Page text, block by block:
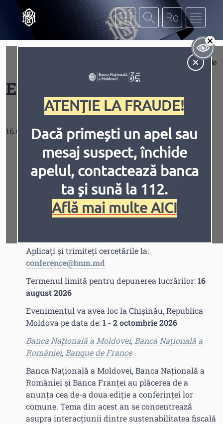
Mergi la conţinutul principal
Inversiune Animațiile
ATENȚIE LA FRAUDE!
Dacă primești un apel sau
mesaj suspect, închide
apelul, contactează banca
ta și sună la 112.
Află mai multe AICI
Extinde
Evenimente de cercetare
16.07.2026
Conferința internațională:
The 2nd BdF-NBM-NBR Annual International
Conference
Policy Coordination for EU Convergence:
Fiscal Space and Monetary Anchoring Under
Accelerated Integration
Aplicați și trimiteți cercetările la:
conference@bnm.md
Termenul limită pentru depunerea lucrărilor:16
august 2026
Evenimentul va avea loc la Chișinău, Republica
Moldova pe data de:1 - 2 octombrie 2026
Banca Națională a Moldovei, Banca Națională a
României, Banque de France
Banca Națională a Moldovei, Banca Națională a
României și Banca Franței au plăcerea de a
anunța cea de-a doua ediție a conferinței lor
comune. Tema din acest an se concentrează
asupra interacțiunii dintre sustenabilitatea fiscală